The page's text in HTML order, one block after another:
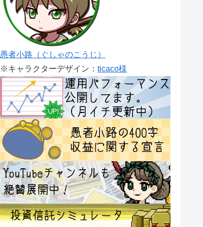
愚者小路（ぐしゃのこうじ）
※キャラクターデザイン： ticaco様